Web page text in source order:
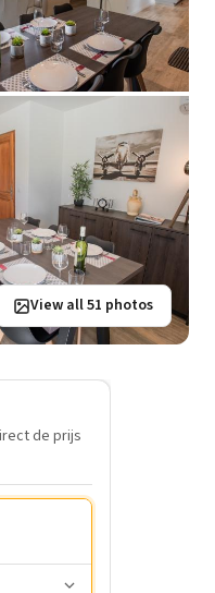
View all 51 photos
de prijs